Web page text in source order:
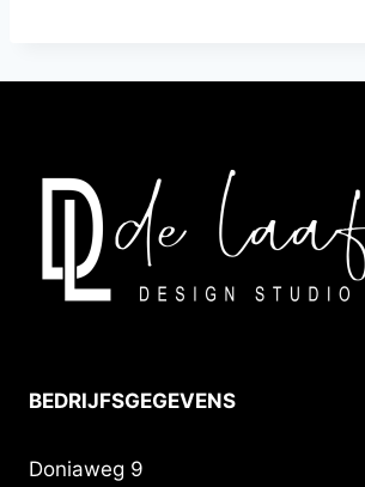
BEDRIJFSGEGEVENS
Doniaweg 9